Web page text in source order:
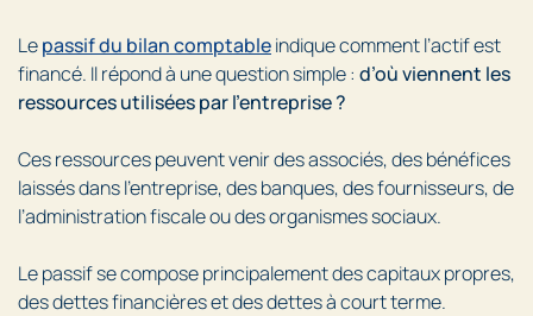
Lepassif du bilan comptableindique comment l’actif est
financé. Il répond à une question simple : d’où viennent les
ressources utilisées par l’entreprise ?
Ces ressources peuvent venir des associés, des bénéfices
laissés dans l’entreprise, des banques, des fournisseurs, de
l’administration fiscale ou des organismes sociaux.
Le passif se compose principalement des capitaux propres,
des dettes financières et des dettes à court terme.